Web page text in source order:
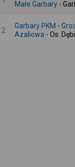
Małe Garbary -
2
Garbary PKM -
Azaliowa - Os.